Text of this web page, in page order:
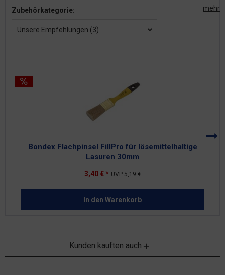
mehr
Zubehörkategorie:
Bondex Flachpinsel FillPro für lösemittelhaltige
Lasuren 30mm
3,40 € * UVP 5,19 €
In den Warenkorb
Kunden kauften auch